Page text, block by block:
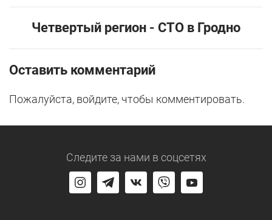
Четвертый регион - СТО в Гродно
Оставить комментарий
Пожалуйста, войдите, чтобы комментировать.
Следите за нами в соцсетях